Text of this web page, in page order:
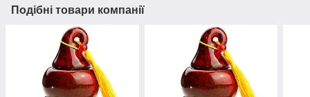
Подібні товари компанії